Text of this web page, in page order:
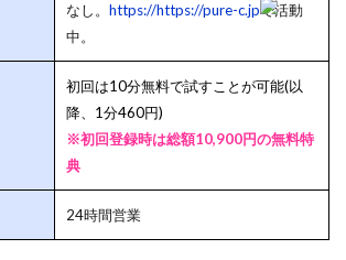
なし。 https://https://pure-c.jpで活動
中。
初回は10分無料で試すことが可能(以
降、1分460円)
※初回登録時は総額10,900円の無料特
典
24時間営業